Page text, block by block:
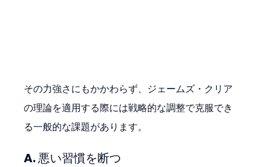
その力強さにもかかわらず、ジェームズ・クリア
の理論を適用する際には戦略的な調整で克服でき
る一般的な課題があります。
A. 悪い習慣を断つ